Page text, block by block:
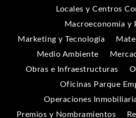
Locales y Centros
Macroeconomía y
Marketing y Tecnología
Medio Ambiente
Obras e Infraestructuras
Oficinas Parque
Operaciones
Premios y Nombramientos